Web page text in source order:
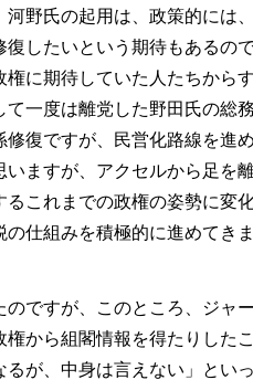
河野氏の起用は、政策的には
復したいという期待もあるの
に期待していた人たちから
一度は離党した野田氏の総
修復ですが、民営化路線を進
いますが、アクセルから足を
るこれまでの政権の姿勢に変
仕組みを積極的に進めてき
のですが、このところ、ジャ
から組閣情報を得たりした
るが、中身は言えない」とい